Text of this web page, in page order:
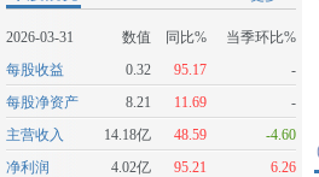
2026-03-31 数值 同比%
当季环比%
每股收益
0.32 95.17
-
每股净资产
8.21 11.69
-
主营收入
14.18亿 48.59
-4.60
净利润
4.02亿 95.21
6.26